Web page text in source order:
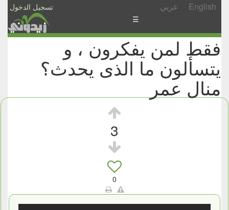
تسجيل الدخول عربي English
الأخبار
والمشاركات
الأبجدي
☰
فقط لمن يفكرون ، و
يتسألون ما الذى يحدث؟
منال عمر
3
0